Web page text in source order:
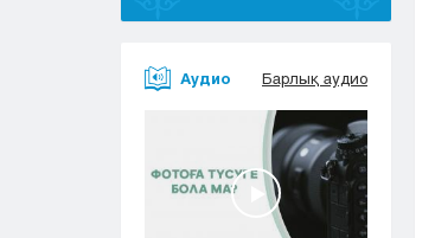
Аудио Барлық аудио